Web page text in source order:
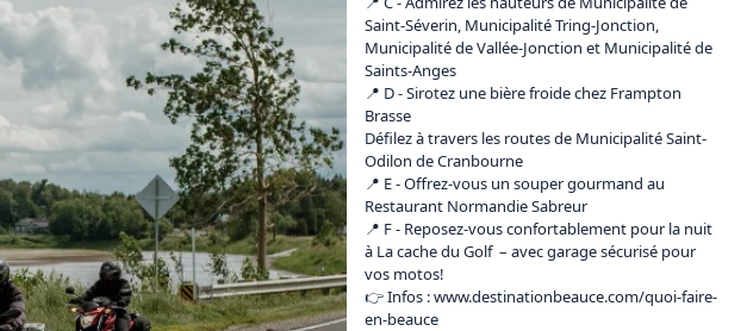
Saint-Séverin, Municipalité Tring-Jonction,
Municipalité de Vallée-Jonction et Municipalité de
Saints-Anges
📍 D - Sirotez une bière froide chez Frampton
Brasse
Défilez à travers les routes de Municipalité Saint-
Odilon de Cranbourne
📍 E - Offrez-vous un souper gourmand au
Restaurant Normandie Sabreur
📍 F - Reposez-vous confortablement pour la nuit
à La cache du Golf  – avec garage sécurisé pour
vos motos!
👉 Infos : www.destinationbeauce.com/quoi-faire-
en-beauce